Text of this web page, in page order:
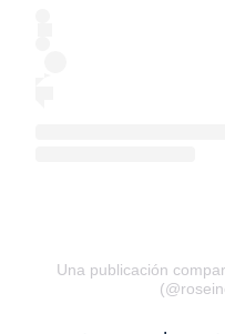
Una publicación